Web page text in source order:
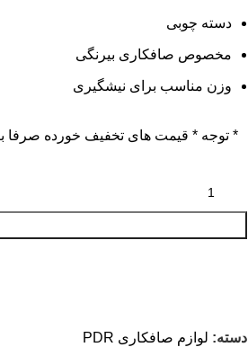
دسته چوبی
مخصوص صافکاری بیرنگی
وزن مناسب برای نیشگیری
* توجه * قیمت های تخفیف خورده صرفا
دسته: لوازم صافکاری PDR